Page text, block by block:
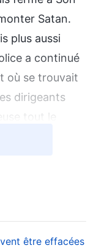
Satan.
plus aussi
a continué
où se trouvait
dirigeants
tout le
furieux, a
de bouger
et plus je
être effacées